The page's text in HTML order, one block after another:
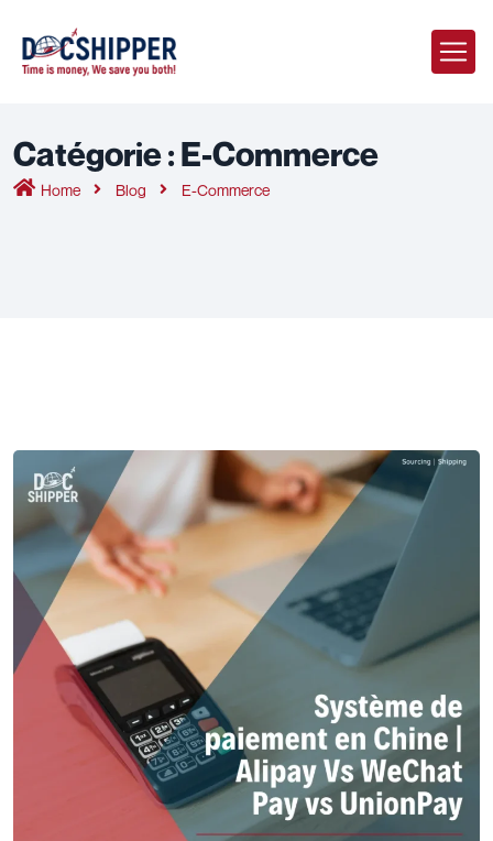
Catégorie :E-Commerce
Home Blog E-Commerce